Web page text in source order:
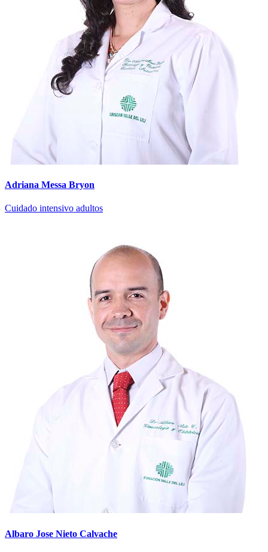
Adriana Messa Bryon
Cuidado intensivo adultos
Albaro Jose Nieto Calvache